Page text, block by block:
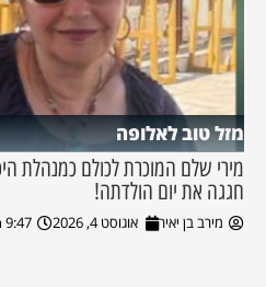
מזל טוב לאלופה
מירי שלם המוכרת לכולם כמנהלת
חגגה את יום הולדתה!
מירב בן יאיר אוגוסט 4, 2026 9:47 pm